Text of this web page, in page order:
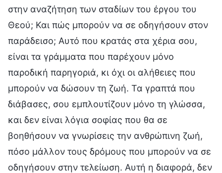
στην αναζήτηση των σταδίων του έργου του
Θεού; Και πώς μπορούν να σε οδηγήσουν στον
παράδεισο; Αυτό που κρατάς στα χέρια σου,
είναι τα γράμματα που παρέχουν μόνο
παροδική παρηγοριά, κι όχι οι αλήθειες που
μπορούν να δώσουν τη ζωή. Τα γραπτά που
διάβασες, σου εμπλουτίζουν μόνο τη γλώσσα,
και δεν είναι λόγια σοφίας που θα σε
βοηθήσουν να γνωρίσεις την ανθρώπινη ζωή,
πόσο μάλλον τους δρόμους που μπορούν να σε
οδηγήσουν στην τελείωση. Αυτή η διαφορά, δεν